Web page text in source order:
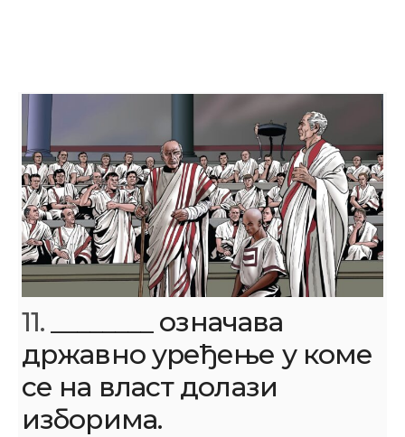
11. ________ означава
државно уређење у коме
се на власт долази
изборима.